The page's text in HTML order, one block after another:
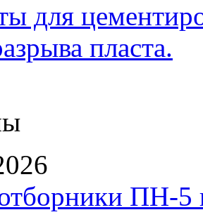
для
пласта.
ПН-